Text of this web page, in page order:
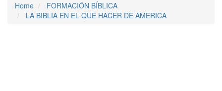
Home
FORMACIÓN BÍBLICA
LA BIBLIA EN EL QUE HACER DE AMERICA